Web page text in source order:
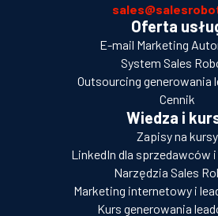
Oferta
E-mail Marketing
System Sales
Outsourcing generowania
Cennik
Wiedza i
Zapisy na kursy
LinkedIn dla sprzedawców
Narzędzia Sales
Marketing internetowy i
Kurs generowania